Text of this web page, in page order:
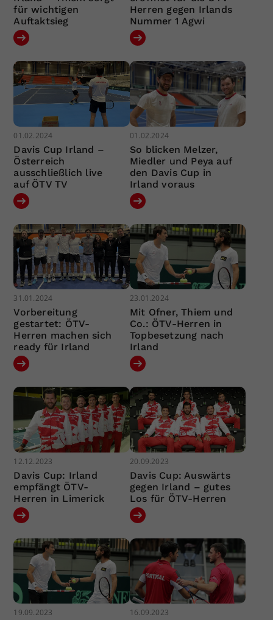
für wichtigen
Auftaktsieg
Herren gegen Irlands
Nummer 1 Agwi
01.02.2024
Davis Cup Irland –
Österreich
ausschließlich live
auf ÖTV TV
01.02.2024
So blicken Melzer,
Miedler und Peya auf
den Davis Cup in
Irland voraus
31.01.2024
Vorbereitung
gestartet: ÖTV-
Herren machen sich
ready für Irland
23.01.2024
Mit Ofner, Thiem und
Co.: ÖTV-Herren in
Topbesetzung nach
Irland
12.12.2023
Davis Cup: Irland
empfängt ÖTV-
Herren in Limerick
20.09.2023
Davis Cup: Auswärts
gegen Irland – gutes
Los für ÖTV-Herren
19.09.2023 16.09.2023